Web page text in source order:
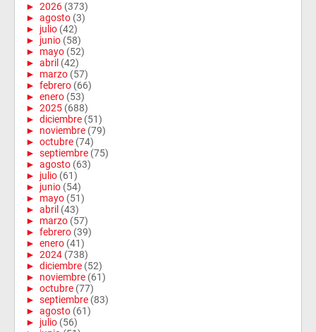
► 2026 (373)
► agosto (3)
► julio (42)
► junio (58)
► mayo (52)
► abril (42)
► marzo (57)
► febrero (66)
► enero (53)
► 2025 (688)
► diciembre (51)
► noviembre (79)
► octubre (74)
► septiembre (75)
► agosto (63)
► julio (61)
► junio (54)
► mayo (51)
► abril (43)
► marzo (57)
► febrero (39)
► enero (41)
► 2024 (738)
► diciembre (52)
► noviembre (61)
► octubre (77)
► septiembre (83)
► agosto (61)
► julio (56)